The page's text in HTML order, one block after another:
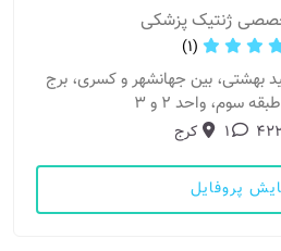
ژنتیک پزشکی
(1)
بهشتی، بین جهانشهر و کسری، برج
سوم، واحد 2 و 3
1 کرج
پروفایل